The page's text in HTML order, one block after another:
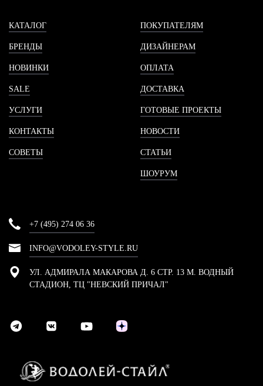
КАТАЛОГ
БРЕНДЫ
НОВИНКИ
SALE
УСЛУГИ
КОНТАКТЫ
СОВЕТЫ
ПОКУПАТЕЛЯМ
ДИЗАЙНЕРАМ
ОПЛАТА
ДОСТАВКА
ГОТОВЫЕ ПРОЕКТЫ
НОВОСТИ
СТАТЬИ
ШОУРУМ
+7 (495) 274 06 36
INFO@VODOLEY-STYLE.RU
УЛ. АДМИРАЛА МАКАРОВА Д. 6 СТР. 13 М. ВОДНЫЙ
СТАДИОН, ТЦ "НЕВСКИЙ ПРИЧАЛ"